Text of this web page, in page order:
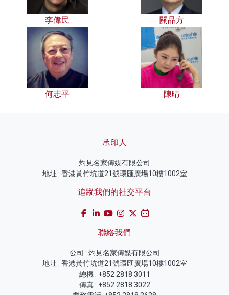
李偉民 關品方
何志平 陳晴
承印人
灼見名家傳媒有限公司
地址 : 香港黃竹坑道21號環匯廣場10樓1002室
追蹤我們的社交平台
聯絡我們
公司 : 灼見名家傳媒有限公司
地址 : 香港黃竹坑道21號環匯廣場10樓1002室
總機 : +852 2818 3011
傳真 : +852 2818 3022